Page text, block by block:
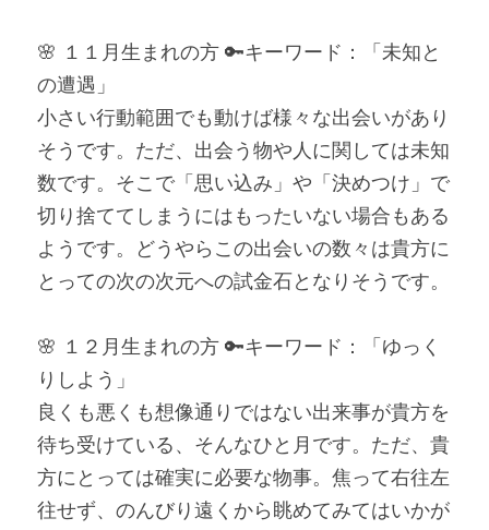
🌸 １１月生まれの方 🔑キーワード：「未知と
の遭遇」
小さい行動範囲でも動けば様々な出会いがあり
そうです。ただ、出会う物や人に関しては未知
数です。そこで「思い込み」や「決めつけ」で
切り捨ててしまうにはもったいない場合もある
ようです。どうやらこの出会いの数々は貴方に
とっての次の次元への試金石となりそうです。
🌸 １２月生まれの方 🔑キーワード：「ゆっく
りしよう」
良くも悪くも想像通りではない出来事が貴方を
待ち受けている、そんなひと月です。ただ、貴
方にとっては確実に必要な物事。焦って右往左
往せず、のんびり遠くから眺めてみてはいかが